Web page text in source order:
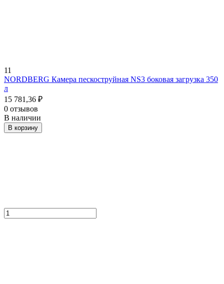
11
NORDBERG Камера пескоструйная NS3 боковая загрузка 350
л
15 781,36 ₽
0 отзывов
В наличии
В корзину